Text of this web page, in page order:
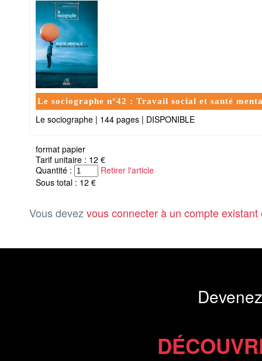
Le sociographe n°42 : Travail social et santé
Le sociographe | 144 pages | DISPONIBLE
format papier
Tarif unitaire : 12 €
Quantité :
Retirer l'article
Sous total : 12 €
Vous devez vous connecter à un compte existant